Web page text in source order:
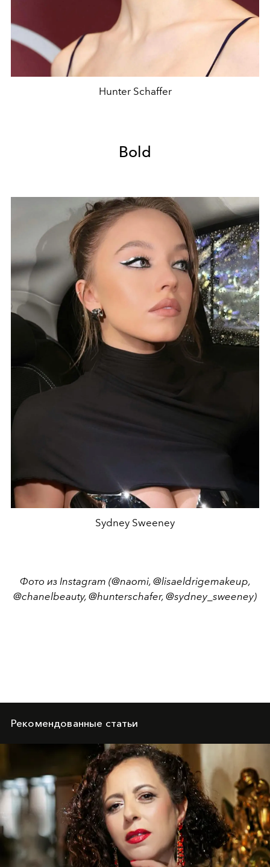
Hunter Schaffer
Bold
Sydney Sweeney
Фото из Instagram (@naomi, @lisaeldrigemakeup,
@chanelbeauty, @hunterschafer, @sydney_sweeney)
Рекомендованные статьи